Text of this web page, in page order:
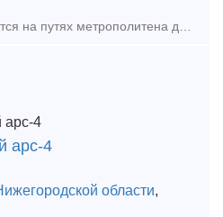
арс-4
области,